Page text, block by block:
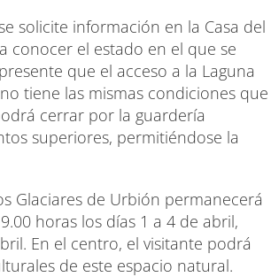
solicite información en la Casa del
conocer el estado en el que se
que el acceso a la Laguna
tiene las mismas condiciones que
cerrar por la guardería
superiores, permitiéndose la
Glaciares de Urbión permanecerá
horas los días 1 a 4 de abril,
En el centro, el visitante podrá
de este espacio natural.